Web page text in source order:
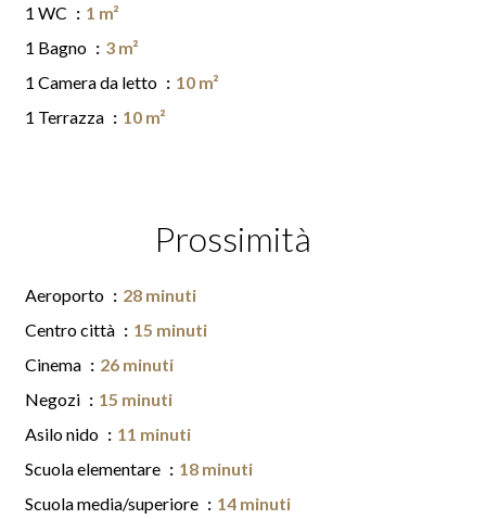
1 WC
1 m²
1 Bagno
3 m²
1 Camera da letto
10 m²
1 Terrazza
10 m²
Prossimità
Aeroporto
28 minuti
Centro città
15 minuti
Cinema
26 minuti
Negozi
15 minuti
Asilo nido
11 minuti
Scuola elementare
18 minuti
Scuola media/superiore
14 minuti